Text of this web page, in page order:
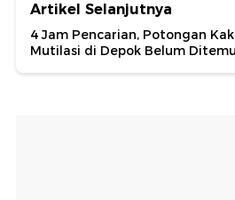
Artikel Selanjutnya
4 Jam Pencarian, Potongan
Mutilasi di Depok Belum